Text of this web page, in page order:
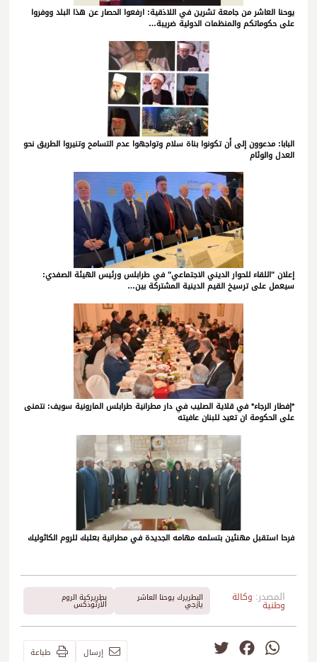
يوحنا العاشر من جامعة تشرين في اللاذقية: ارفعوا الحصار عن هذا البلد ووفروا
على حكوماتكم والمنظمات الدولية ضريبة…
البابا: مدعوون إلى أن تكونوا بناة سلام وتواجهوا عدم التسامح وتنيروا الطريق نحو
العدل والوئام
إعلان "اللقاء للحوار الديني الاجتماعي" في طرابلس ورئيس الهيئة الصفدي:
سيعمل على ترسيخ القيم الدينية المشتركة بين…
*إفطار الرجاء* في قلاية الصليب في دار مطرانية طرابلس المارونية سويف: نتمنى
على الحكومة ان تعيد للبنان عافيته
فرحا استقبل مهنئين بتسلمه مهامه الجديدة في مطرانية بعلبك للروم الكاثوليك
المصدر: وكالة
وطنية
البطريرك يوحنا العاشر
يازجي
بطريركية الروم
الأرثوذكس
WhatsApp
Facebook إرسال طباعة